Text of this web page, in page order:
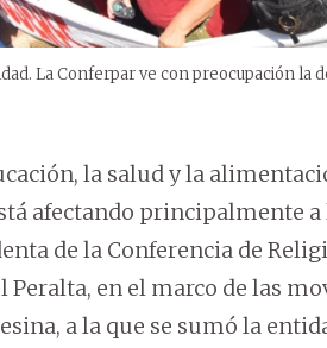
La Conferpar ve con preocupación la
la salud y la
afectando principalmente
de la Conferencia de
Peralta, en el marco de las
a la que se sumó la